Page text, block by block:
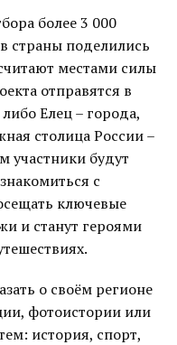
более 3 000
страны поделились
местами силы
отправятся в
Елец – города,
столица России –
участники будут
с
ключевые
и станут героями
о своём регионе
фотоистории или
история, спорт,